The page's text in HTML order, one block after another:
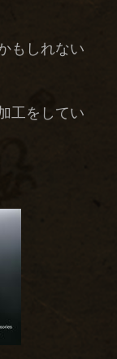
もしれない
工をしてい